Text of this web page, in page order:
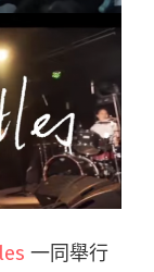
一同舉行